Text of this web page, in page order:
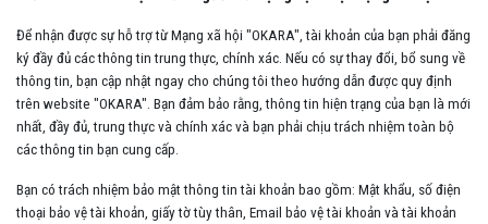
Để nhận được sự hỗ trợ từ Mạng xã hội "OKARA", tài khoản của bạn phải đăng
ký đầy đủ các thông tin trung thực, chính xác. Nếu có sự thay đổi, bổ sung về
thông tin, bạn cập nhật ngay cho chúng tôi theo hướng dẫn được quy định
trên website "OKARA". Bạn đảm bảo rằng, thông tin hiện trạng của bạn là mới
nhất, đầy đủ, trung thực và chính xác và bạn phải chịu trách nhiệm toàn bộ
các thông tin bạn cung cấp.
Bạn có trách nhiệm bảo mật thông tin tài khoản bao gồm: Mật khẩu, số điện
thoại bảo vệ tài khoản, giấy tờ tùy thân, Email bảo vệ tài khoản và tài khoản